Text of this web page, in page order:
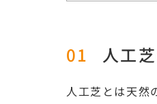
人工
人工芝とは天然